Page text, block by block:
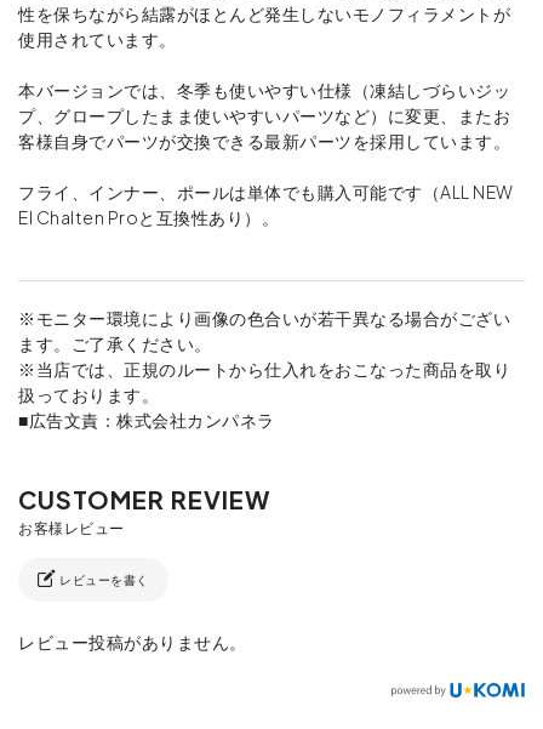
性を保ちながら結露がほとんど発生しないモノフィラメントが
使用されています。
本バージョンでは、冬季も使いやすい仕様（凍結しづらいジッ
プ、グロープしたまま使いやすいパーツなど）に変更、またお
客様自身でパーツが交換できる最新パーツを採用しています。
フライ、インナー、ポールは単体でも購入可能です（ALL NEW
El Chalten Proと互換性あり）。
※モニター環境により画像の色合いが若干異なる場合がござい
ます。ご了承ください。
※当店では、正規のルートから仕入れをおこなった商品を取り
扱っております。
■広告文責：株式会社カンパネラ
レビューを書く
レビュー投稿がありません。